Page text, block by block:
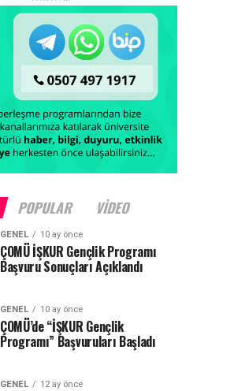
POPULAR VIDEO
GENEL 10 ay önce
ÇOMÜ İŞKUR Gençlik Programı
Başvuru Sonuçları Açıklandı
GENEL 10 ay önce
ÇOMÜ’de “İŞKUR Gençlik
Programı” Başvuruları Başladı
GENEL 12 ay önce